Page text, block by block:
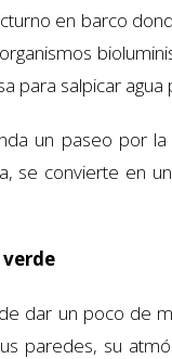
en barco
para salpicar
un paseo por
se convierte en
dar un poco de
paredes, su